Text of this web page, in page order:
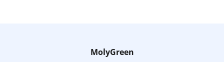
MolyGreen